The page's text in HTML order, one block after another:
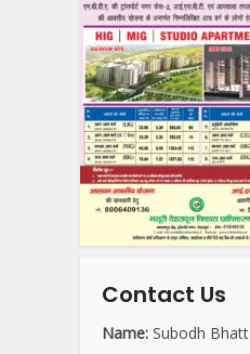
Contact Us
Name: Subodh Bhatt